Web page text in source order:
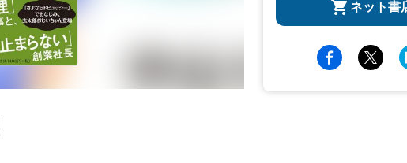
ネット書